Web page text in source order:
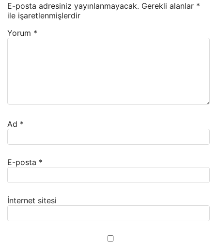
E-posta adresiniz yayınlanmayacak. Gerekli alanlar *
ile işaretlenmişlerdir
Yorum *
Ad *
E-posta *
İnternet sitesi